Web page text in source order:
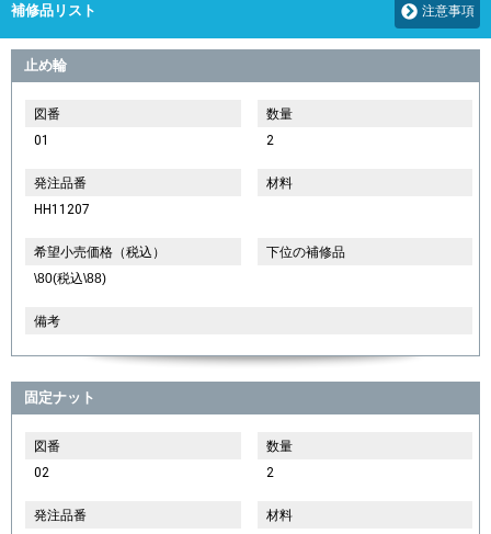
補修品リスト 注意事項
止め輪
図番
01
数量
2
発注品番
HH11207
材料
希望小売価格（税込）
\80(税込\88)
下位の補修品
備考
固定ナット
図番
02
数量
2
発注品番
材料